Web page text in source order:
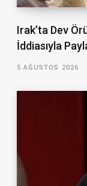
Irak’ta Dev
İddiasıyla
5 AĞUSTOS 2026